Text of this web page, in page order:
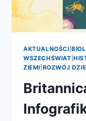
AKTUALNOŚCI |
WSZECHŚWIAT |
ZIEMI ROZWÓJ